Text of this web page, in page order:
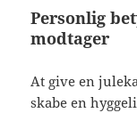
Personlig
modtager
At give en
skabe en